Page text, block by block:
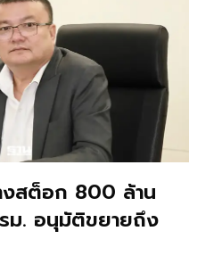
งสต็อก 800 ล้าน